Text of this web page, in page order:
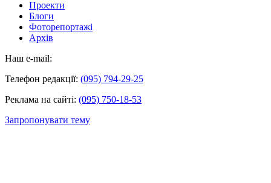
Проекти
Блоги
Фоторепортажі
Архів
Наш e-mail:
Телефон редакції: (095) 794-29-25
Реклама на сайті: (095) 750-18-53
Запропонувати тему